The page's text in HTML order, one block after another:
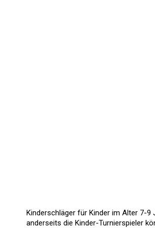
Kinderschläger für Kinder im Alter 7-9
anderseits die Kinder-Turnierspieler